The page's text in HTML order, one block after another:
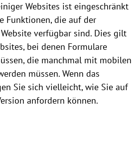
Websites ist eingeschränkt
Funktionen, die auf der
verfügbar sind. Dies gilt
bei denen Formulare
die manchmal mit mobilen
müssen. Wenn das
Sie sich vielleicht, wie Sie auf
anfordern können.